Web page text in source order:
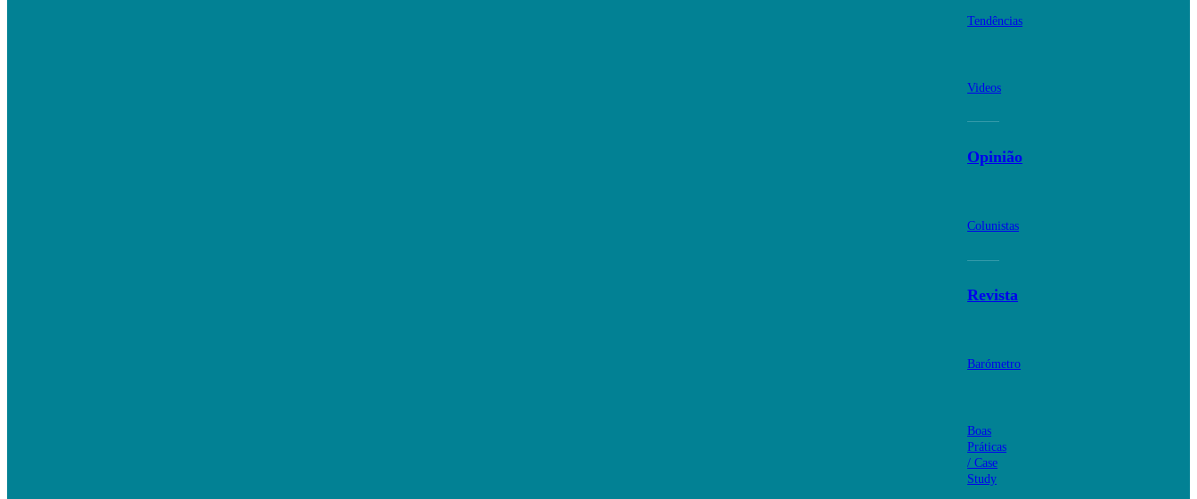
Tendências
Videos
Opinião
Colunistas
Revista
Barómetro
Boas
Práticas
/ Case
Study